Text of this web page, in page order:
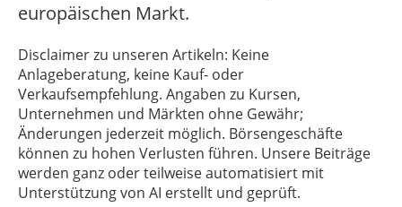
europäischen Markt.
Disclaimer zu unseren Artikeln: Keine
Anlageberatung, keine Kauf- oder
Verkaufsempfehlung. Angaben zu Kursen,
Unternehmen und Märkten ohne Gewähr;
Änderungen jederzeit möglich. Börsengeschäfte
können zu hohen Verlusten führen. Unsere Beiträge
werden ganz oder teilweise automatisiert mit
Unterstützung von AI erstellt und geprüft.